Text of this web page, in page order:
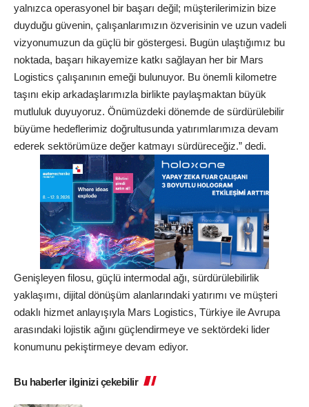
yalnızca operasyonel bir başarı değil; müşterilerimizin bize
duyduğu güvenin, çalışanlarımızın özverisinin ve uzun vadeli
vizyonumuzun da güçlü bir göstergesi. Bugün ulaştığımız bu
noktada, başarı hikayemize katkı sağlayan her bir Mars
Logistics çalışanının emeği bulunuyor. Bu önemli kilometre
taşını ekip arkadaşlarımızla birlikte paylaşmaktan büyük
mutluluk duyuyoruz. Önümüzdeki dönemde de sürdürülebilir
büyüme hedeflerimiz doğrultusunda yatırımlarımıza devam
ederek sektörümüze değer katmayı sürdüreceğiz.” dedi.
Genişleyen filosu, güçlü intermodal ağı, sürdürülebilirlik
yaklaşımı, dijital dönüşüm alanlarındaki yatırımı ve müşteri
odaklı hizmet anlayışıyla Mars Logistics, Türkiye ile Avrupa
arasındaki lojistik ağını güçlendirmeye ve sektördeki lider
konumunu pekiştirmeye devam ediyor.
Bu haberler ilginizi çekebilir